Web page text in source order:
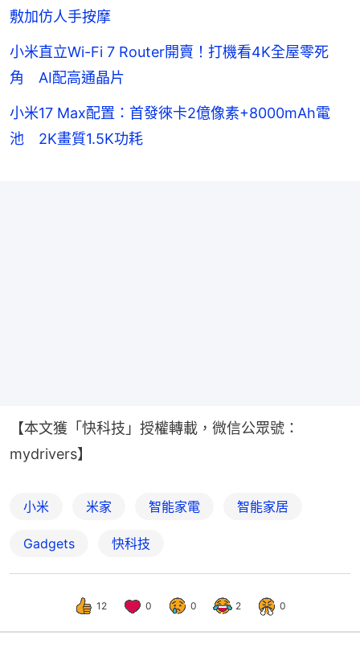
敷加仿人手按摩
小米直立Wi-Fi 7 Router開賣！打機看4K全屋零死
角 AI配高通晶片
小米17 Max配置：首發徠卡2億像素+8000mAh電
池 2K畫質1.5K功耗
【本文獲「快科技」授權轉載，微信公眾號：
mydrivers】
小米 米家 智能家電 智能家居
Gadgets 快科技
12 0 0 2 0